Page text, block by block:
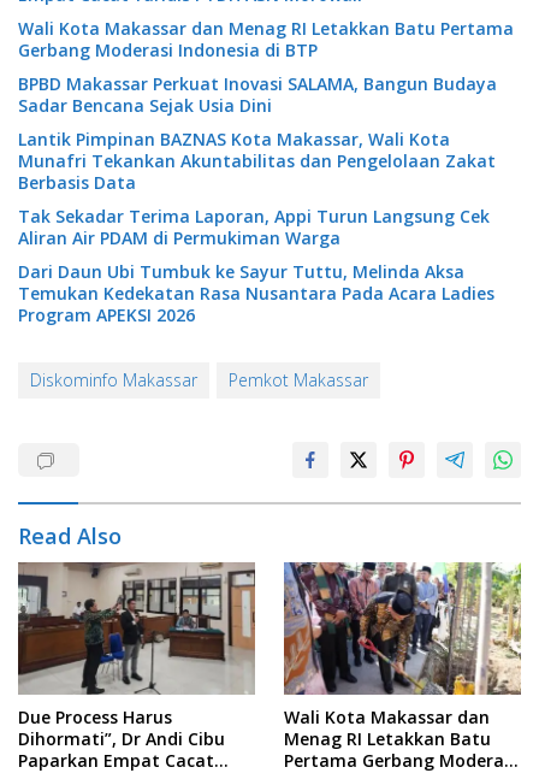
Wali Kota Makassar dan Menag RI Letakkan Batu Pertama
Gerbang Moderasi Indonesia di BTP
BPBD Makassar Perkuat Inovasi SALAMA, Bangun Budaya
Sadar Bencana Sejak Usia Dini
Lantik Pimpinan BAZNAS Kota Makassar, Wali Kota
Munafri Tekankan Akuntabilitas dan Pengelolaan Zakat
Berbasis Data
Tak Sekadar Terima Laporan, Appi Turun Langsung Cek
Aliran Air PDAM di Permukiman Warga
Dari Daun Ubi Tumbuk ke Sayur Tuttu, Melinda Aksa
Temukan Kedekatan Rasa Nusantara Pada Acara Ladies
Program APEKSI 2026
Diskominfo Makassar Pemkot Makassar
Read Also
Due Process Harus
Dihormati”, Dr Andi Cibu
Paparkan Empat Cacat
Wali Kota Makassar dan
Menag RI Letakkan Batu
Pertama Gerbang Moderasi